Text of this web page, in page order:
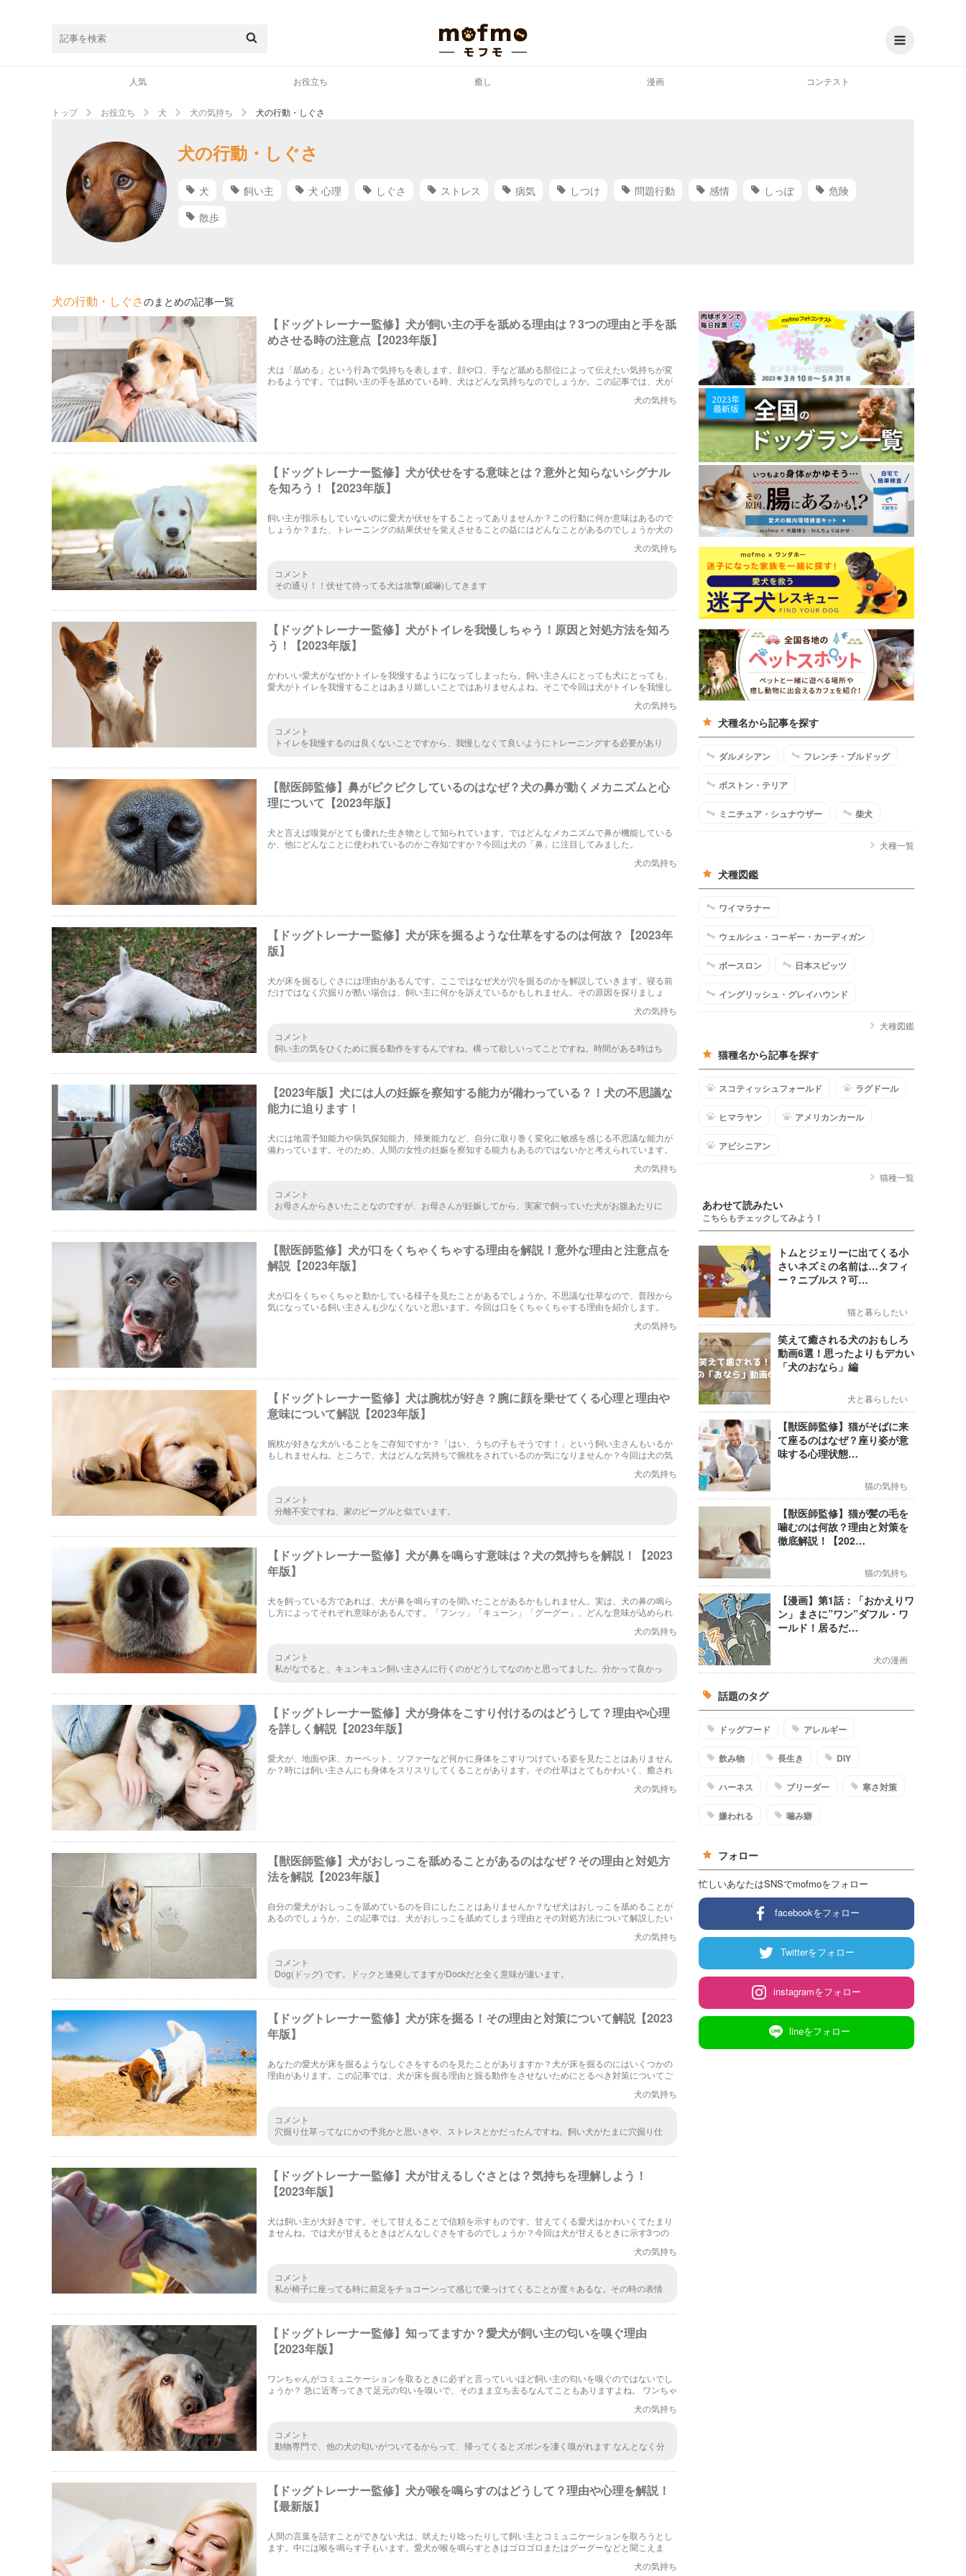
人気 お役立ち 癒し 漫画 コンテスト
トップ お役立ち 犬 犬の気持ち 犬の行動・しぐさ
犬の行動・しぐさ
犬 飼い主 犬 心理 しぐさ ストレス 病気 しつけ 問題行動 感情 しっぽ
危険
散歩
犬の行動・しぐさのまとめの記事一覧
【ドッグトレーナー監修】犬が飼い主の手を舐める理由は？3つの理由と手を舐
めさせる時の注意点【2023年版】
犬は「舐める」という行為で気持ちを表します。顔や口、手など舐める部位によって伝えたい気持ちが変
わるようです。では飼い主の手を舐めている時、犬はどんな気持ちなのでしょうか。この記事では、犬が
犬の気持ち
【ドッグトレーナー監修】犬が伏せをする意味とは？意外と知らないシグナル
を知ろう！【2023年版】
飼い主が指示もしていないのに愛犬が伏せをすることってありませんか？この行動に何か意味はあるので
しょうか？また、トレーニングの結果伏せを覚えさせることの益にはどんなことがあるのでしょうか犬の
犬の気持ち
コメント
その通り！！伏せて待ってる犬は攻撃(威嚇)してきます
【ドッグトレーナー監修】犬がトイレを我慢しちゃう！原因と対処方法を知ろ
う！【2023年版】
かわいい愛犬がなぜかトイレを我慢するようになってしまったら。飼い主さんにとっても犬にとっても、
愛犬がトイレを我慢することはあまり嬉しいことではありませんよね。そこで今回は犬がトイレを我慢し
犬の気持ち
コメント
トイレを我慢するのは良くないことですから、我慢しなくて良いようにトレーニングする必要があり
慢しなくなるようになってもらえれば。
【獣医師監修】鼻がピクピクしているのはなぜ？犬の鼻が動くメカニズムと心
理について【2023年版】
犬と言えば嗅覚がとても優れた生き物として知られています。ではどんなメカニズムで鼻が機能している
か、他にどんなことに使われているのかご存知ですか？今回は犬の「鼻」に注目してみました。
犬の気持ち
【ドッグトレーナー監修】犬が床を掘るような仕草をするのは何故？【2023年
版】
犬が床を掘るしぐさには理由があるんです。ここではなぜ犬が穴を掘るのかを解説していきます。寝る前
だけではなく穴掘りが酷い場合は、飼い主に何かを訴えているかもしれません。その原因を探りましょ
犬の気持ち
コメント
飼い主の気をひくために掘る動作をするんですね。構って欲しいってことですね。時間がある時はち
いと思ってます。
【2023年版】犬には人の妊娠を察知する能力が備わっている？！犬の不思議な
能力に迫ります！
犬には地震予知能力や病気探知能力、帰巣能力など、自分に取り巻く変化に敏感を感じる不思議な能力が
備わっています。そのため、人間の女性の妊娠を察知する能力もあるのではないかと考えられています。
犬の気持ち
コメント
お母さんからきいたことなのですが、お母さんが妊娠してから、実家で飼っていた犬がお腹あたりに
【獣医師監修】犬が口をくちゃくちゃする理由を解説！意外な理由と注意点を
解説【2023年版】
犬が口をくちゃくちゃと動かしている様子を見たことがあるでしょうか。不思議な仕草なので、普段から
気になっている飼い主さんも少なくないと思います。今回は口をくちゃくちゃする理由を紹介します。
犬の気持ち
【ドッグトレーナー監修】犬は腕枕が好き？腕に顔を乗せてくる心理と理由や
意味について解説【2023年版】
腕枕が好きな犬がいることをご存知ですか？「はい、うちの子もそうです！」という飼い主さんもいるか
もしれませんね。ところで、犬はどんな気持ちで腕枕をされているのか気になりませんか？今回は犬の気
犬の気持ち
コメント
分離不安ですね、家のビーグルと似ています。
【ドッグトレーナー監修】犬が鼻を鳴らす意味は？犬の気持ちを解説！【2023
年版】
犬を飼っている方であれば、犬が鼻を鳴らすのを聞いたことがあるかもしれません。実は、犬の鼻の鳴ら
し方によってそれぞれ意味があるんです。「フンッ」「キューン」「グーグー」、どんな意味が込められ
犬の気持ち
コメント
私がなでると、キュンキュン飼い主さんに行くのがどうしてなのかと思ってました。分かって良かっ
【ドッグトレーナー監修】犬が身体をこすり付けるのはどうして？理由や心理
を詳しく解説【2023年版】
愛犬が、地面や床、カーペット、ソファーなど何かに身体をこすりつけている姿を見たことはありません
か？時には飼い主さんにも身体をスリスリしてくることがあります。その仕草はとてもかわいく、癒され
犬の気持ち
【獣医師監修】犬がおしっこを舐めることがあるのはなぜ？その理由と対処方
法を解説【2023年版】
自分の愛犬がおしっこを舐めているのを目にしたことはありませんか？なぜ犬はおしっこを舐めることが
あるのでしょうか。この記事では、犬がおしっこを舐めてしまう理由とその対処方法について解説したい
犬の気持ち
コメント
Dog(ドッグ) です。ドックと連発してますがDockだと全く意味が違います。
【ドッグトレーナー監修】犬が床を掘る！その理由と対策について解説【2023
年版】
あなたの愛犬が床を掘るようなしぐさをするのを見たことがありますか？犬が床を掘るのにはいくつかの
理由があります。この記事では、犬が床を掘る理由と掘る動作をさせないためにとるべき対策についてご
犬の気持ち
コメント
穴掘り仕草ってなにかの予兆かと思いきや、ストレスとかだったんですね。飼い犬がたまに穴掘り仕
【ドッグトレーナー監修】犬が甘えるしぐさとは？気持ちを理解しよう！
【2023年版】
犬は飼い主が大好きです。そして甘えることで信頼を示すものです。甘えてくる愛犬はかわいくてたまり
ませんね。では犬が甘えるときはどんなしぐさをするのでしょうか？今回は犬が甘えるときに示す3つの
犬の気持ち
コメント
私が椅子に座ってる時に前足をチョコーンって感じで乗っけてくることが度々あるな。その時の表情
いる時に見せてくれる仕草だったんだね。
【ドッグトレーナー監修】知ってますか？愛犬が飼い主の匂いを嗅ぐ理由
【2023年版】
ワンちゃんがコミュニケーションを取るときに必ずと言っていいほど飼い主の匂いを嗅ぐのではないでし
ょうか？ 急に近寄ってきて足元の匂いを嗅いで、そのまま立ち去るなんてこともありますよね。 ワンちゃ
犬の気持ち
コメント
動物専門で、他の犬の匂いがついてるからって、帰ってくるとズボンを凄く嗅がれます なんとなく分
そう考えると、浮気がバレた人のような感覚になりますww 「誰の匂い！？誰と合ってきたの！！？浮
【ドッグトレーナー監修】犬が喉を鳴らすのはどうして？理由や心理を解説！
【最新版】
人間の言葉を話すことができない犬は、吠えたり唸ったりして飼い主とコミュニケーションを取ろうとし
ます。中には喉を鳴らす子もいます。愛犬が喉を鳴らすときはゴロゴロまたはグーグーなどと聞こえま
犬の気持ち
犬種名から記事を探す
ダルメシアン フレンチ・ブルドッグ
ボストン・テリア
ミニチュア・シュナウザー 柴犬
犬種一覧
犬種図鑑
ワイマラナー
ウェルシュ・コーギー・カーディガン
ボースロン 日本スピッツ
イングリッシュ・グレイハウンド
犬種図鑑
猫種名から記事を探す
スコティッシュフォールド ラグドール
ヒマラヤン アメリカンカール
アビシニアン
猫種一覧
あわせて読みたい
こちらもチェックしてみよう！
トムとジェリーに出てくる小
さいネズミの名前は…タフィ
ー？ニブルス？可…
猫と暮らしたい
笑えて癒される犬のおもしろ
動画6選！思ったよりもデカい
「犬のおなら」編
犬と暮らしたい
【獣医師監修】猫がそばに来
て座るのはなぜ？座り姿が意
味する心理状態…
猫の気持ち
【獣医師監修】猫が髪の毛を
噛むのは何故？理由と対策を
徹底解説！【202…
猫の気持ち
【漫画】第1話：「おかえりワ
ン」まさに”ワン”ダフル・ワ
ールド！居るだ…
犬の漫画
話題のタグ
ドッグフード アレルギー
飲み物 長生き DIY
ハーネス ブリーダー 寒さ対策
嫌われる 噛み癖
フォロー
忙しいあなたはSNSでmofmoをフォロー
facebookをフォロー
Twitterをフォロー
instagramをフォロー
lineをフォロー